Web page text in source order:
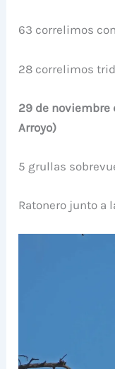
63 correlimos
28 correlimos
29 de noviembre
Arroyo)
5 grullas
Ratonero junto a